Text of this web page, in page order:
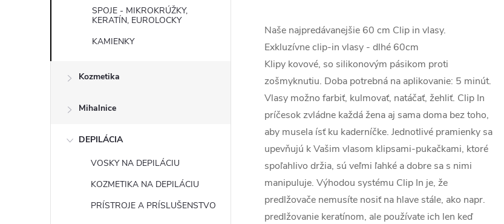
SPOJE - MIKROKRÚŽKY,
KERATÍN, EUROLOCKY
KAMIENKY
Kozmetika
Mihalnice
DEPILÁCIA
VOSKY NA DEPILÁCIU
KOZMETIKA NA DEPILÁCIU
PRÍSTROJE A PRÍSLUŠENSTVO
Naše najpredávanejšie 60 cm Clip in vlasy.
Exkluzívne clip-in vlasy - dlhé 60cm
Klipy kovové, so silikonovým pásikom proti
zošmyknutiu. Doba potrebná na aplikovanie: 5 minút.
Vlasy možno farbiť, kulmovať, natáčať, žehliť. Clip In
príčesok zvládne každá žena aj sama doma bez toho,
aby musela ísť ku kaderníčke. Jednotlivé pramienky sa
upevňujú k Vašim vlasom klipsami-pukačkami, ktoré
spoľahlivo držia, sú veľmi ľahké a dobre sa s nimi
manipuluje. Výhodou systému Clip In je, že
predlžovače nemusíte nosiť na hlave stále, ako napr.
predlžovanie keratínom, ale používate ich len keď